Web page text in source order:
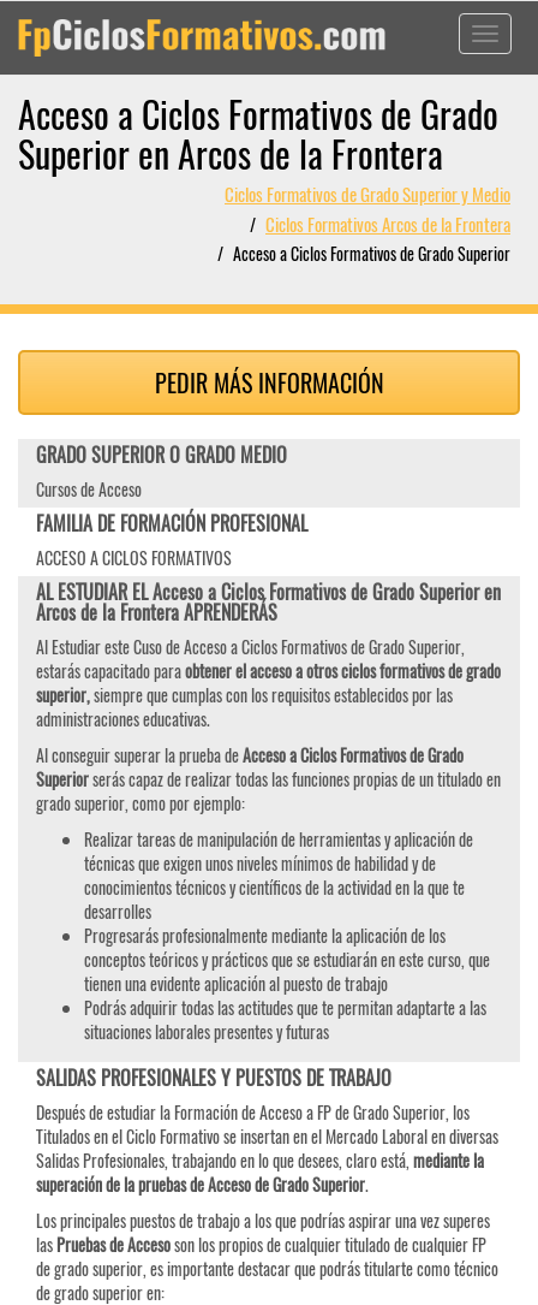
Toggle
Acceso a Ciclos Formativos de Grado
Superior en Arcos de la Frontera
Ciclos Formativos de Grado Superior y Medio
Ciclos Formativos Arcos de la Frontera
Acceso a Ciclos Formativos de Grado Superior
PEDIR MÁS INFORMACIÓN
GRADO SUPERIOR O GRADO MEDIO
Cursos de Acceso
FAMILIA DE FORMACIÓN PROFESIONAL
ACCESO A CICLOS FORMATIVOS
AL ESTUDIAR EL Acceso a Ciclos Formativos de Grado Superior en
Arcos de la Frontera APRENDERÁS
Al Estudiar este Cuso de Acceso a Ciclos Formativos de Grado Superior,
estarás capacitado paraobtener el acceso a otros ciclos formativos de grado
superior,siempre que cumplas con los requisitos establecidos por las
administraciones educativas.
Al conseguir superar la prueba deAcceso a Ciclos Formativos de Grado
Superiorserás capaz de realizar todas las funciones propias de un titulado en
grado superior, como por ejemplo:
Realizar tareas de manipulación de herramientas y aplicación de
técnicas que exigen unos niveles mínimos de habilidad y de
conocimientos técnicos y científicos de la actividad en la que te
desarrolles
Progresarás profesionalmente mediante la aplicación de los
conceptos teóricos y prácticos que se estudiarán en este curso, que
tienen una evidente aplicación al puesto de trabajo
Podrás adquirir todas las actitudes que te permitan adaptarte a las
situaciones laborales presentes y futuras
SALIDAS PROFESIONALES Y PUESTOS DE TRABAJO
Después de estudiar la Formación de Acceso a FP de Grado Superior, los
Titulados en el Ciclo Formativo se insertan en el Mercado Laboral en diversas
Salidas Profesionales, trabajando en lo que desees, claro está,mediante la
superación de la pruebas de Acceso de Grado Superior.
Los principales puestos de trabajo a los que podrías aspirar una vez superes
lasPruebas deAccesoson los propios de cualquier titulado de cualquier FP
de grado superior, es importante destacar que podrás titularte como técnico
de grado superior en: